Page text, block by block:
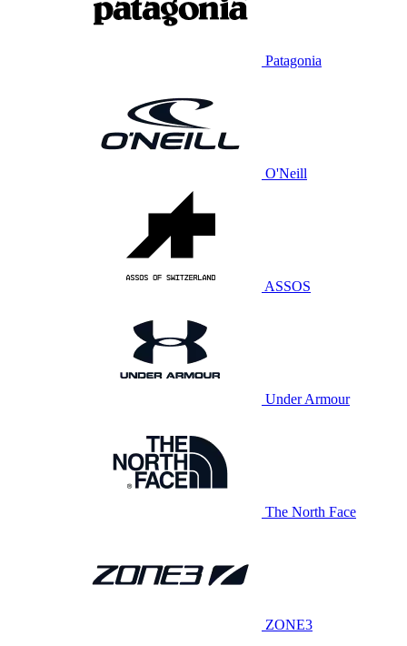
Patagonia
O'Neill
ASSOS
Under Armour
The North Face
ZONE3